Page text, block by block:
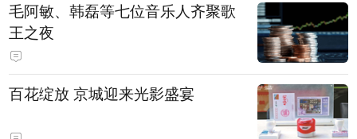
毛阿敏、韩磊等七位音乐人齐聚歌
王之夜
百花绽放 京城迎来光影盛宴